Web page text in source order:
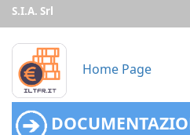
S.I.A. Srl
Home Page